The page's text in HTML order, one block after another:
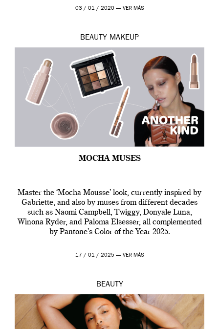
de 2019 hasta final de abril […]
03 / 01 / 2020 — VER MÁS
BEAUTY MAKEUP
MOCHA MUSES
Master the ‘Mocha Mousse’ look, currently inspired by
Gabriette, and also by muses from different decades
such as Naomi Campbell, Twiggy, Donyale Luna,
Winona Ryder, and Paloma Elsesser, all complemented
by Pantone’s Color of the Year 2025.
17 / 01 / 2025 — VER MÁS
BEAUTY